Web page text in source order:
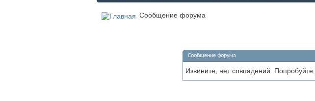
Сообщение форума
Сообщение форума
Извините, нет совпадений. Попробуйте